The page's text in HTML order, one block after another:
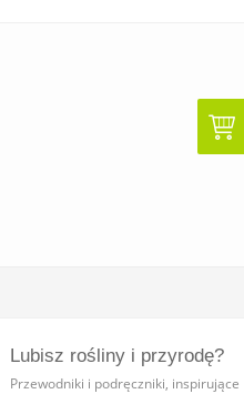
Lubisz rośliny i przyrodę?
Przewodniki i podręczniki, inspirujące